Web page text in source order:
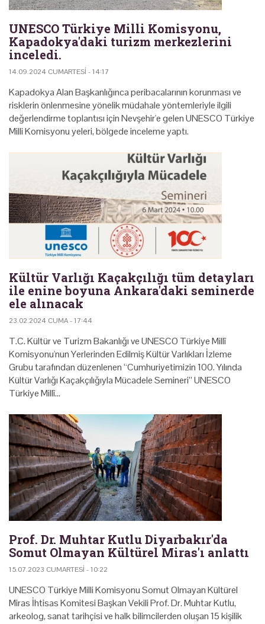
UNESCO Türkiye Milli Komisyonu,
Kapadokya'daki turizm merkezlerini
inceledi.
14.09.2024 CUMARTESI - 14:17
Kapadokya Alan Başkanlığınca peribacalarının korunması ve
risklerin önlenmesine yönelik müdahale yöntemleriyle ilgili
değerlendirme toplantısı için Nevşehir'e gelen UNESCO Türkiye
Milli Komisyonu yeleri, bölgede inceleme yaptı.
Kültür Varlığı Kaçakçılığı tüm detayları
ile enine boyuna Ankara'daki seminerde
ele alınacak
23.02.2024 CUMA - 17:44
T.C. Kültür ve Turizm Bakanlığı ve UNESCO Türkiye Millî
Komisyonu'nun Yerlerinden Edilmiş Kültür Varlıkları İzleme
Grubu tarafından düzenlenen “Cumhuriyetimizin 100. Yılında
Kültür Varlığı Kaçakçılığıyla Mücadele Semineri” UNESCO
Türkiye Millî…
Prof. Dr. Muhtar Kutlu Diyarbakır'da
Somut Olmayan Kültürel Miras'ı anlattı
15.07.2023 CUMARTESI - 10:22
UNESCO Türkiye Milli Komisyonu Somut Olmayan Kültürel
Miras İhtisas Komitesi Başkan Vekili Prof. Dr. Muhtar Kutlu,
arkeolog, sanat tarihçisi ve halk bilimcilerden oluşan 15 kişilik